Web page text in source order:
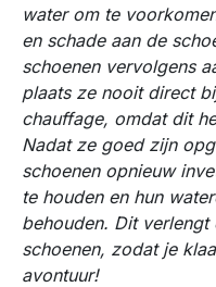
water om te
en schade aan de
schoenen vervolgens
plaats ze nooit direct
chauffage, omdat dit
Nadat ze goed zijn
schoenen opnieuw
te houden en hun
behouden. Dit verlengt
schoenen, zodat je
avontuur!